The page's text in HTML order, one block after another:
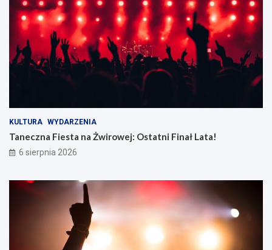
KULTURA WYDARZENIA
Taneczna Fiesta na Żwirowej: Ostatni Finał Lata!
6 sierpnia 2026